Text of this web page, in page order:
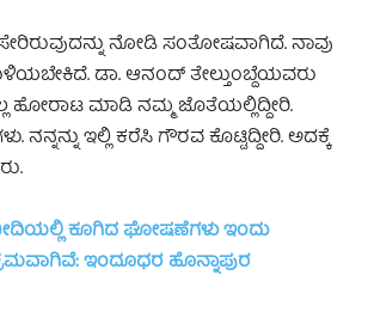
ನೋಡಿ ಸಂತೋಷವಾಗಿದೆ. ನಾವು
ಡಾ. ಆನಂದ್ ತೇಲ್ತುಂಬ್ದೆಯವರು
ಹೋರಾಟ ಮಾಡಿ ನಮ್ಮ ಜೊತೆಯಲ್ಲಿದ್ದೀರಿ.
ನನ್ನನ್ನು ಇಲ್ಲಿ ಕರೆಸಿ ಗೌರವ ಕೊಟ್ಟಿದ್ದೀರಿ. ಅದಕ್ಕೆ
ಕೂಗಿದ ಘೋ‍‍‍‍‍ಷಣೆಗಳು ಇಂದು
ಇಂದೂಧರ ಹೊನ್ನಾಪುರ